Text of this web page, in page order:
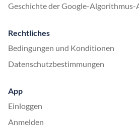
Geschichte der Google-
Rechtliches
Bedingungen und Konditionen
Datenschutzbestimmungen
App
Einloggen
Anmelden